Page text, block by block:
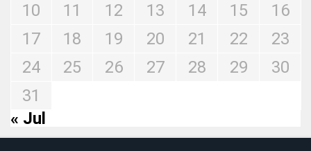
10
11 12 13 14 15
16
17
18 19 20 21 22
23
24
25 26 27 28 29
30
31
« Jul